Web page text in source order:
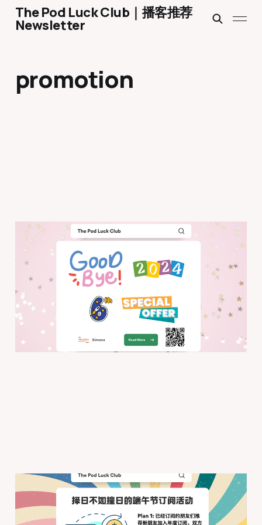
The Pod Luck Club｜播客推荐
Newsletter
promotion
YWDP #128 ｜ 六周年
Promotion & 我的2024年
度总结（偷懒版）
2024年12月29日 12 min read
择日不如撞日的端午节订
阅活动